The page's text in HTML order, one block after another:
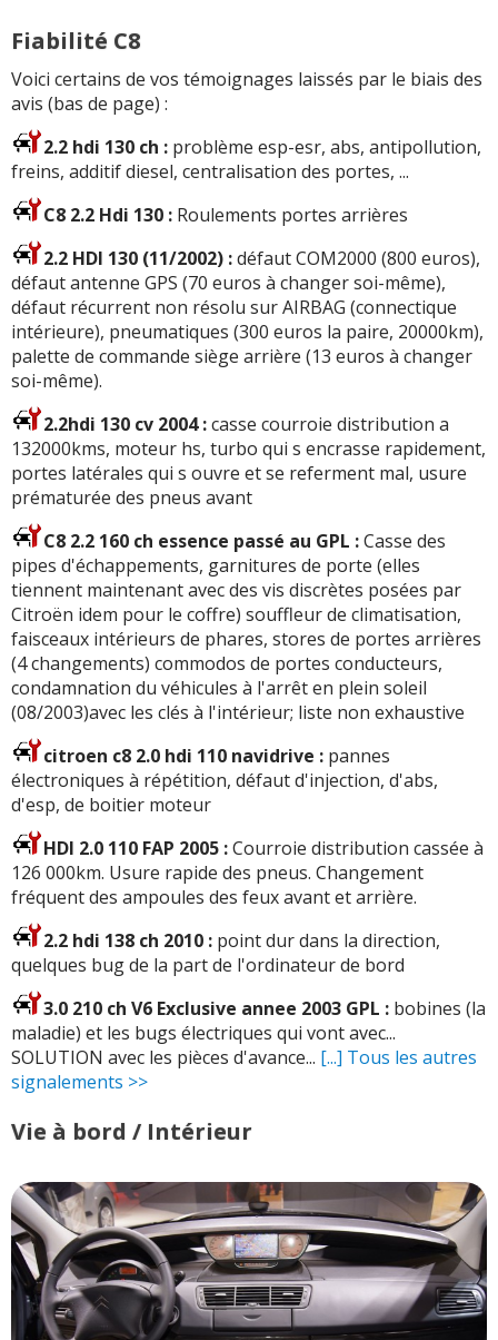
Fiabilité C8
Voici certains de vos témoignages laissés par le biais des
avis (bas de page) :
2.2 hdi 130 ch : problème esp-esr, abs, antipollution,
freins, additif diesel, centralisation des portes, ...
C8 2.2 Hdi 130 : Roulements portes arrières
2.2 HDI 130 (11/2002) :défaut COM2000 (800 euros),
défaut antenne GPS (70 euros à changer soi-même),
défaut récurrent non résolu sur AIRBAG (connectique
intérieure), pneumatiques (300 euros la paire, 20000km),
palette de commande siège arrière (13 euros à changer
soi-même).
2.2hdi 130 cv 2004 :casse courroie distribution a
132000kms, moteur hs, turbo qui s encrasse rapidement,
portes latérales qui s ouvre et se referment mal, usure
prématurée des pneus avant
C8 2.2 160 ch essence passé au GPL :Casse des
pipes d'échappements, garnitures de porte (elles
tiennent maintenant avec des vis discrètes posées par
Citroën idem pour le coffre) souffleur de climatisation,
faisceaux intérieurs de phares, stores de portes arrières
(4 changements) commodos de portes conducteurs,
condamnation du véhicules à l'arrêt en plein soleil
(08/2003)avec les clés à l'intérieur; liste non exhaustive
citroen c8 2.0 hdi 110 navidrive : pannes
électroniques à répétition, défaut d'injection, d'abs,
d'esp, de boitier moteur
HDI 2.0 110 FAP 2005 :Courroie distribution cassée à
126 000km. Usure rapide des pneus. Changement
fréquent des ampoules des feux avant et arrière.
2.2 hdi 138 ch 2010 : point dur dans la direction,
quelques bug de la part de l'ordinateur de bord
3.0 210 ch V6 Exclusive annee 2003 GPL : bobines (la
maladie) et les bugs électriques qui vont avec...
SOLUTION avec les pièces d'avance... [...] Tous les autres
signalements >>
Vie à bord / Intérieur